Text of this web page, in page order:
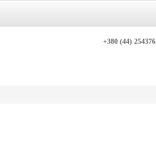
+380 (44) 254376